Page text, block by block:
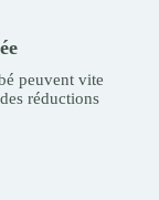
peuvent vite
réductions